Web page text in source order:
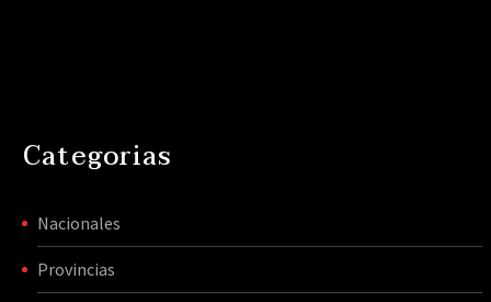
Categorias
Nacionales
Provincias